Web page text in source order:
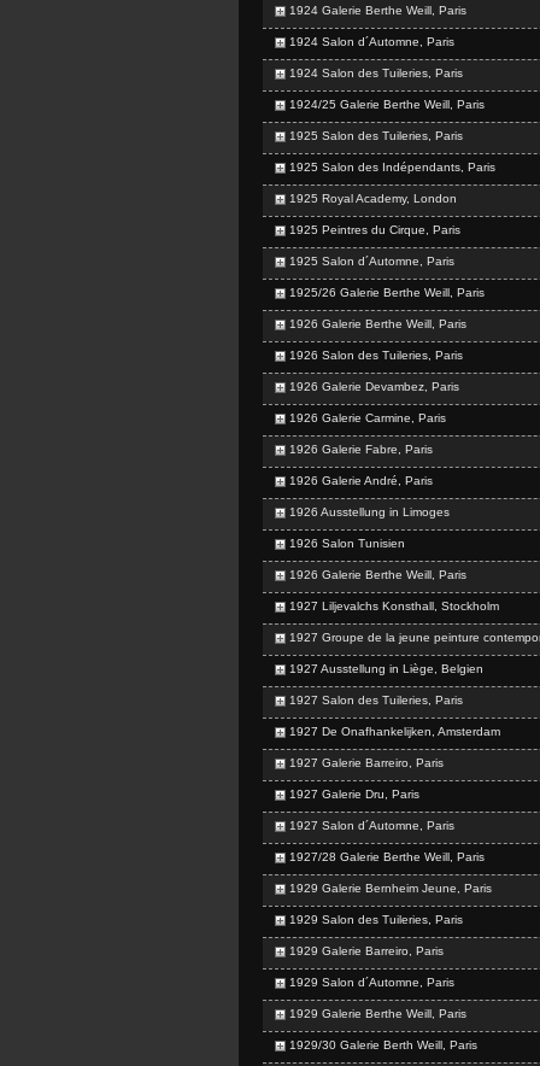
1924 Galerie Berthe Weill, Paris
1924 Salon d´Automne, Paris
1924 Salon des Tuileries, Paris
1924/25 Galerie Berthe Weill, Paris
1925 Salon des Tuileries, Paris
1925 Salon des Indépendants, Paris
1925 Royal Academy, London
1925 Peintres du Cirque, Paris
1925 Salon d´Automne, Paris
1925/26 Galerie Berthe Weill, Paris
1926 Galerie Berthe Weill, Paris
1926 Salon des Tuileries, Paris
1926 Galerie Devambez, Paris
1926 Galerie Carmine, Paris
1926 Galerie Fabre, Paris
1926 Galerie André, Paris
1926 Ausstellung in Limoges
1926 Salon Tunisien
1926 Galerie Berthe Weill, Paris
1927 Liljevalchs Konsthall, Stockholm
1927 Groupe de la jeune peinture
1927 Ausstellung in Liège, Belgien
1927 Salon des Tuileries, Paris
1927 De Onafhankelijken, Amsterdam
1927 Galerie Barreiro, Paris
1927 Galerie Dru, Paris
1927 Salon d´Automne, Paris
1927/28 Galerie Berthe Weill, Paris
1929 Galerie Bernheim Jeune, Paris
1929 Salon des Tuileries, Paris
1929 Galerie Barreiro, Paris
1929 Salon d´Automne, Paris
1929 Galerie Berthe Weill, Paris
1929/30 Galerie Berth Weill, Paris